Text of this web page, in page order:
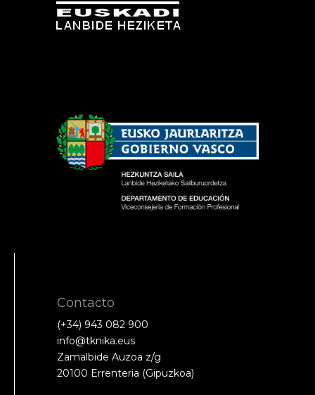
Contacto
(+34) 943 082 900
info@tknika.eus
Zamalbide Auzoa z/g
20100 Errenteria (Gipuzkoa)